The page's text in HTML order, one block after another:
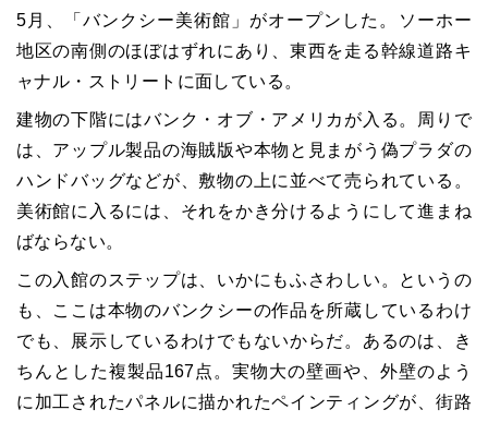
5月、「バンクシー美術館」がオープンした。ソーホー
地区の南側のほぼはずれにあり、東西を走る幹線道路キ
ャナル・ストリートに面している。
建物の下階にはバンク・オブ・アメリカが入る。周りで
は、アップル製品の海賊版や本物と見まがう偽プラダの
ハンドバッグなどが、敷物の上に並べて売られている。
美術館に入るには、それをかき分けるようにして進まね
ばならない。
この入館のステップは、いかにもふさわしい。というの
も、ここは本物のバンクシーの作品を所蔵しているわけ
でも、展示しているわけでもないからだ。あるのは、き
ちんとした複製品167点。実物大の壁画や、外壁のよう
に加工されたパネルに描かれたペインティングが、街路